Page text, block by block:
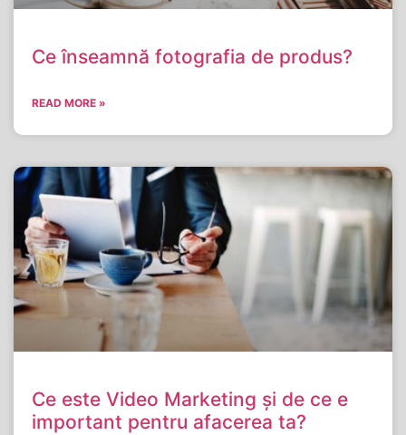
Ce înseamnă fotografia de produs?
READ MORE »
Ce este Video Marketing și de ce e
important pentru afacerea ta?